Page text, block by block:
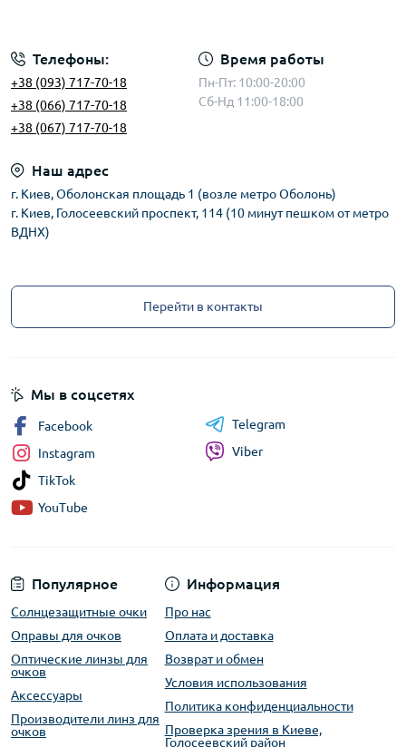
Телефоны:
+38 (093) 717-70-18
+38 (066) 717-70-18
+38 (067) 717-70-18
Время работы
Пн-Пт: 10:00-20:00
Сб-Нд 11:00-18:00
Наш адрес
г. Киев, Оболонская площадь 1 (возле метро Оболонь)
г. Киев, Голосеевский проспект, 114 (10 минут пешком от метро
ВДНХ)
Перейти в контакты
Популярное
Солнцезащитные очки
Оправы для очков
Оптические линзы для
очков
Аксессуары
Производители линз для
очков
Информация
Про нас
Оплата и доставка
Возврат и обмен
Условия использования
Политика конфиденциальности
Проверка зрения в Киеве,
Голосеевский район
Мы в соцсетях
Facebook
Instagram
TikTok
YouTube
Telegram
Viber